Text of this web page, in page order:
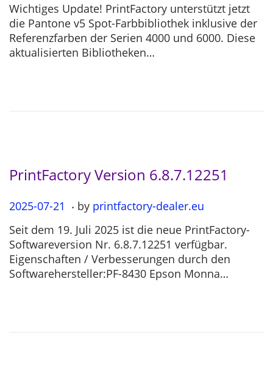
s
t
e
d
2
5
-
1
Wichtiges Update! PrintFactory unterstützt jetzt
die Pantone v5 Spot-Farbbibliothek inklusive der
Referenzfarben der Serien 4000 und 6000. Diese
aktualisierten Bibliotheken…
PrintFactory Version 6.8.7.12251
P
s
t
e
d
2025-07-21 2
2
5
-
0
. by printfactory-dealer.eu
Seit dem 19. Juli 2025 ist die neue PrintFactory-
Softwareversion Nr. 6.8.7.12251 verfügbar.
Eigenschaften / Verbesserungen durch den
Softwarehersteller:PF-8430 Epson Monna…